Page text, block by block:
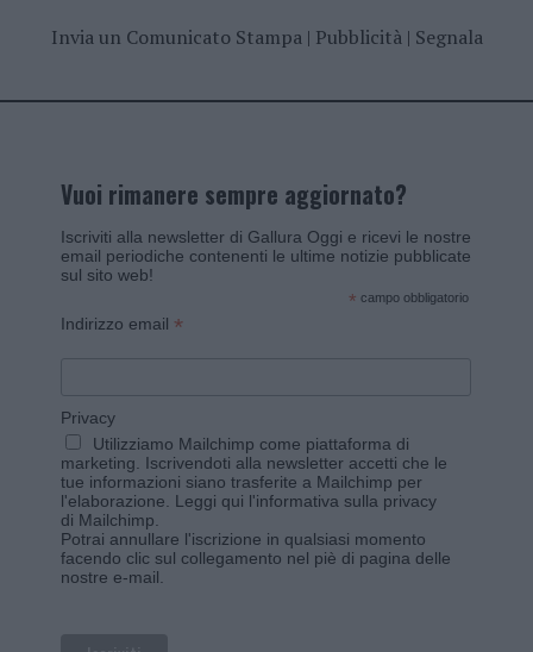
Invia un Comunicato Stampa| Pubblicità| Segnala
Vuoi rimanere sempre aggiornato?
Iscriviti alla newsletter di Gallura Oggi e ricevi le nostre
email periodiche contenenti le ultime notizie pubblicate
sul sito web!
* campo obbligatorio
Indirizzo email *
Privacy
Utilizziamo Mailchimp come piattaforma di
marketing. Iscrivendoti alla newsletter accetti che le
tue informazioni siano trasferite a Mailchimp per
l'elaborazione. Leggi qui l'informativa sulla privacy
di Mailchimp.
Potrai annullare l'iscrizione in qualsiasi momento
facendo clic sul collegamento nel piè di pagina delle
nostre e-mail.